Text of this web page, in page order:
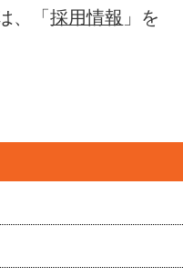
、「採用情報 」を